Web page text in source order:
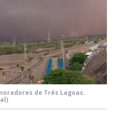
de Três Lagoas.